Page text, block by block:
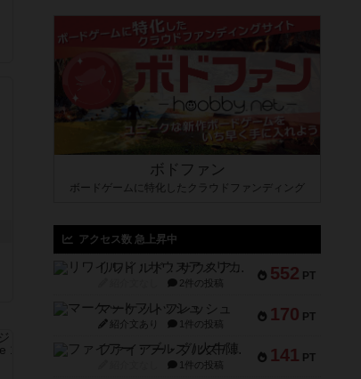
ボドファン
ボードゲームに特化したクラウドファンディング
アクセス数 急上昇中
552 PT
リワイルド：サウスアメリカ
2件の投稿
170 PT
マーケットフレッシュ
紹介文あり 1件の投稿
141 PT
ファイアー・ブルズ / 火牛陣
1件の投稿